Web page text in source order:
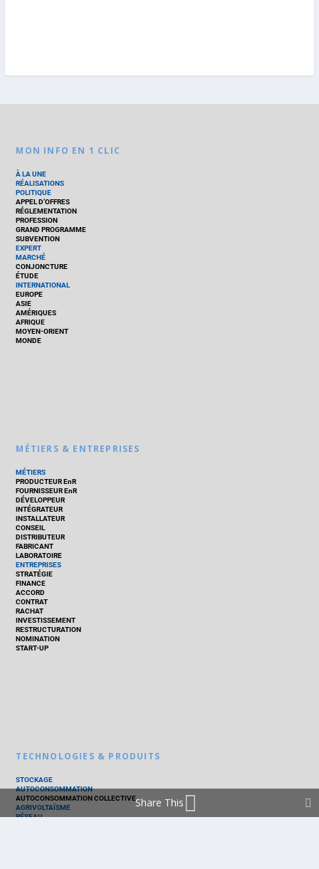
MON INFO EN 1 CLIC
À LA UNE
RÉALISATIONS
POLITIQUE
APPEL D’OFFRES
RÉGLEMENTATION
PROFESSION
GRAND PROGRAMME
SUBVENTION
EXPERT
MARCHÉ
CONJONCTURE
ÉTUDE
INTERNATIONAL
EUROPE
ASIE
AMÉRIQUES
AFRIQUE
MOYEN-ORIENT
MONDE
MÉTIERS & ENTREPRISES
MÉTIERS
PRODUCTEUR EnR
FOURNISSEUR EnR
DÉVELOPPEUR
INTÉGRATEUR
INSTALLATEUR
CONSEIL
DISTRIBUTEUR
FABRICANT
LABORATOIRE
ENTREPRISES
STRATÉGIE
FINANCE
ACCORD
CONTRAT
RACHAT
INVESTISSEMENT
RESTRUCTURATION
NOMINATION
START-UP
TECHNOLOGIES & PRODUITS
STOCKAGE
AUTOCONSOMMATION
AUTOCONSOMMATION COLLECTIVE
AGRIVOLTAÏSME
RÉSEAU
Share This